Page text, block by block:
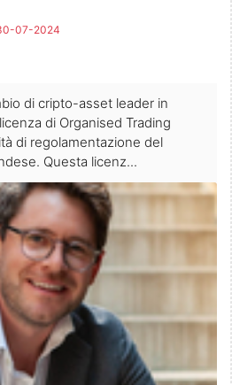
07-2024
di cripto-asset leader in
di Organised Trading
di regolamentazione del
Questa licenz...